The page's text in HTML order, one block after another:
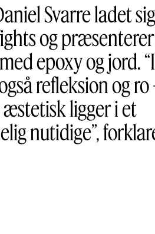
Svarre ladet sig
og præsenterer
epoxy og jord. “I
refleksion og ro
ligger i et
nutidige”,